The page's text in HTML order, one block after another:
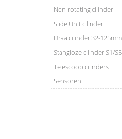
Non-rotating cilinder
Slide Unit cilinder
Draaicilinder 32-125mm
Stangloze cilinder S1/S5
Telescoop cilinders
Sensoren